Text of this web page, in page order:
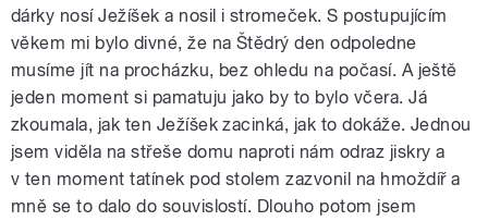
dárky nosí Ježíšek a nosil i stromeček. S postupujícím
věkem mi bylo divné, že na Štědrý den odpoledne
musíme jít na procházku, bez ohledu na počasí. A ještě
jeden moment si pamatuju jako by to bylo včera. Já
zkoumala, jak ten Ježíšek zacinká, jak to dokáže. Jednou
jsem viděla na střeše domu naproti nám odraz jiskry a
v ten moment tatínek pod stolem zazvonil na hmoždíř a
mně se to dalo do souvislostí. Dlouho potom jsem